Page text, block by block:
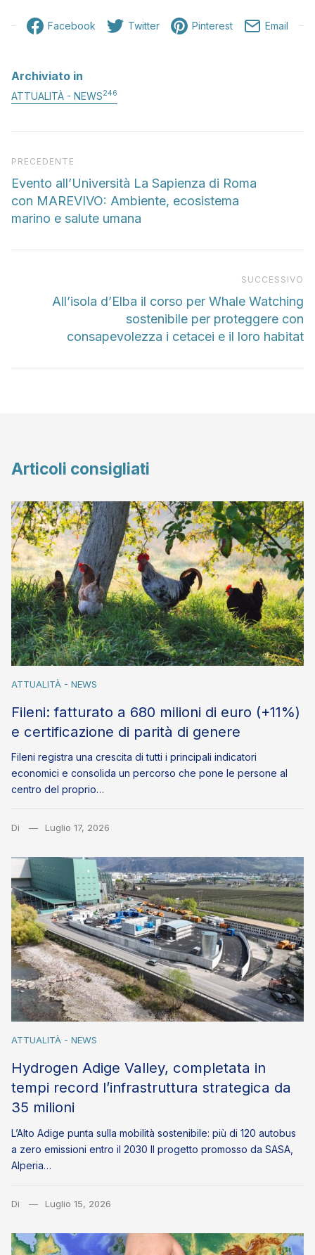
Facebook Twitter Pinterest Email
Archiviato in
ATTUALITÀ - NEWS246
Articolo precedente
PRECEDENTE
Evento all’Università La Sapienza di Roma
con MAREVIVO: Ambiente, ecosistema
marino e salute umana
SUCCESSIVO
All’isola d’Elba il corso per Whale Watching
sostenibile per proteggere con
consapevolezza i cetacei e il loro habitat
Articoli consigliati
ATTUALITÀ - NEWS
Fileni: fatturato a 680 milioni di euro (+11%)
e certificazione di parità di genere
Fileni registra una crescita di tutti i principali indicatori
economici e consolida un percorso che pone le persone al
centro del proprio…
Di Luglio 17, 2026
ATTUALITÀ - NEWS
Hydrogen Adige Valley, completata in
tempi record l’infrastruttura strategica da
35 milioni
L’Alto Adige punta sulla mobilità sostenibile: più di 120 autobus
a zero emissioni entro il 2030 Il progetto promosso da SASA,
Alperia…
Di Luglio 15, 2026